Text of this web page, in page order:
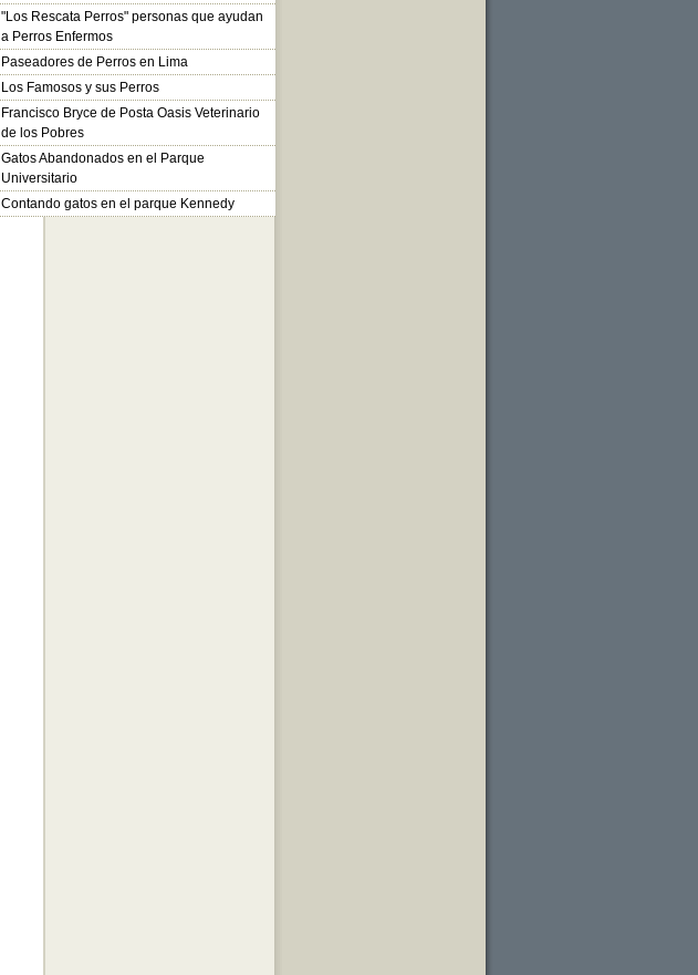
"Los Rescata Perros" personas que ayudan
a Perros Enfermos
Paseadores de Perros en Lima
Los Famosos y sus Perros
Francisco Bryce de Posta Oasis Veterinario
de los Pobres
Gatos Abandonados en el Parque
Universitario
Contando gatos en el parque Kennedy